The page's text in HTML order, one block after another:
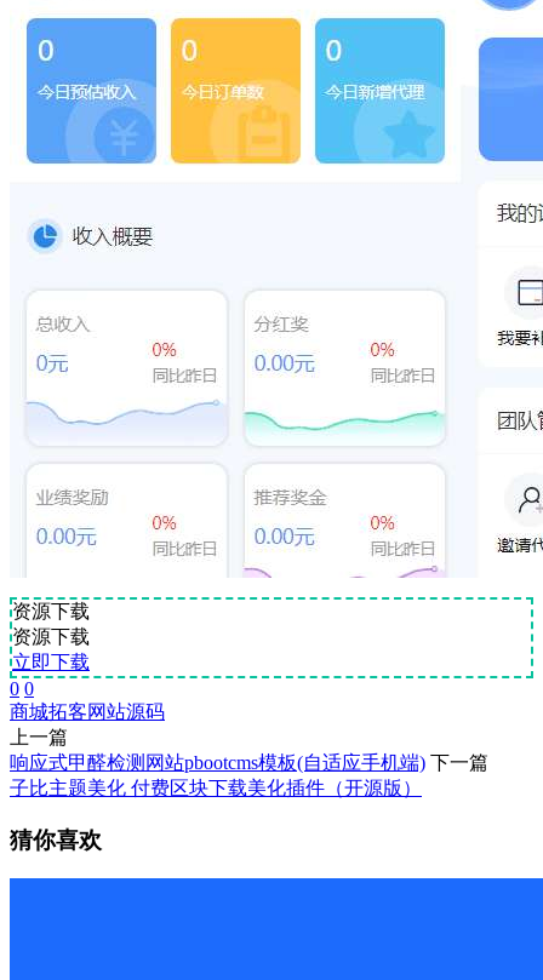
资源下载
资源下载
立即下载
0 0
商城拓客网站源码
上一篇
响应式甲醛检测网站pbootcms模板(自适应手机端) 下一篇
子比主题美化 付费区块下载美化插件（开源版）
猜你喜欢